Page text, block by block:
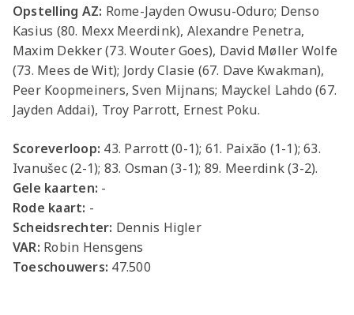
Opstelling AZ: Rome-Jayden Owusu-Oduro; Denso
Kasius (80. Mexx Meerdink), Alexandre Penetra,
Maxim Dekker (73. Wouter Goes), David Møller Wolfe
(73. Mees de Wit); Jordy Clasie (67. Dave Kwakman),
Peer Koopmeiners, Sven Mijnans; Mayckel Lahdo (67.
Jayden Addai), Troy Parrott, Ernest Poku.
Scoreverloop: 43. Parrott (0-1); 61. Paixão (1-1); 63.
Ivanušec (2-1); 83. Osman (3-1); 89. Meerdink (3-2).
Gele kaarten: -
Rode kaart: -
Scheidsrechter: Dennis Higler
VAR: Robin Hensgens
Toeschouwers: 47.500